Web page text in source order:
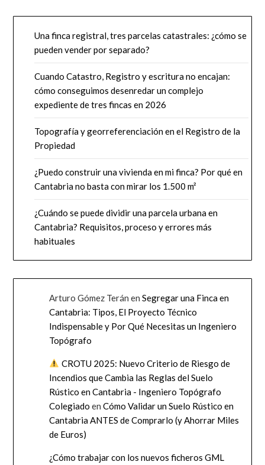
Una finca registral, tres parcelas catastrales: ¿cómo se
pueden vender por separado?
Cuando Catastro, Registro y escritura no encajan:
cómo conseguimos desenredar un complejo
expediente de tres fincas en 2026
Topografía y georreferenciación en el Registro de la
Propiedad
¿Puedo construir una vivienda en mi finca? Por qué en
Cantabria no basta con mirar los 1.500 m²
¿Cuándo se puede dividir una parcela urbana en
Cantabria? Requisitos, proceso y errores más
habituales
Arturo Gómez Terán enSegregar una Finca en
Cantabria: Tipos, El Proyecto Técnico
Indispensable y Por Qué Necesitas un Ingeniero
Topógrafo
CROTU 2025: Nuevo Criterio de Riesgo de
Incendios que Cambia las Reglas del Suelo
Rústico en Cantabria - Ingeniero Topógrafo
Colegiado enCómo Validar un Suelo Rústico en
Cantabria ANTES de Comprarlo (y Ahorrar Miles
de Euros)
¿Cómo trabajar con los nuevos ficheros GML